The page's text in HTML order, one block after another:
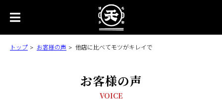
トップ お客様の声 他店に比べてモツがキレイで
お客様の声
VOICE